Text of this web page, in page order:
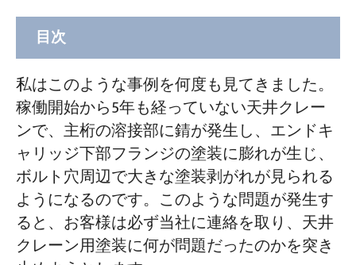
プロジェクト
ブログ
ニュース
アプリケーション
会社概要
目次
ンがどのような環境にさらされているか
を把握しましょう。
表面処理—コーティング寿命の60%はこ
れにかかっている
ブラスト洗浄グレードの選び方
最適な表面粗さの深さはどれくらいです
私はこのような事例を何度も見てきました。
稼働開始から5年も経っていない天井クレー
ンで、主桁の溶接部に錆が発生し、エンドキ
ャリッジ下部フランジの塗装に膨れが生じ、
ボルト穴周辺で大きな塗装剥がれが見られる
ようになるのです。このような問題が発生す
ると、お客様は必ず当社に連絡を取り、天井
クレーン用塗装に何が問題だったのかを突き